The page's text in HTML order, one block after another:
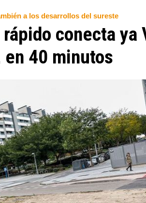
a los desarrollos del sureste
conecta ya
en 40 minutos